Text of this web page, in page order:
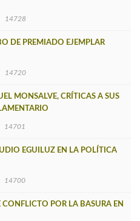
14728
DE PREMIADO EJEMPLAR
14720
MONSALVE, CRÍTICAS A SUS
14701
EGUILUZ EN LA POLÍTICA
14700
POR LA BASURA EN